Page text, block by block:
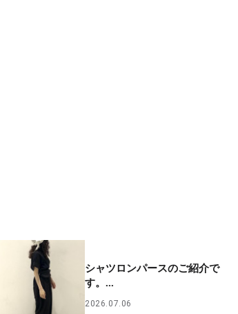
シャツロンパースのご紹介で
す。...
2026.07.06